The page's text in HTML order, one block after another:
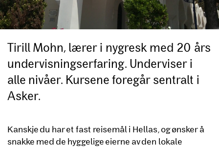
Tirill Mohn, lærer i nygresk med 20 års
undervisningserfaring. Underviser i
alle nivåer. Kursene foregår sentralt i
Asker.
Kanskje du har et fast reisemål i Hellas, og ønsker å
snakke med de hyggelige eierne av den lokale